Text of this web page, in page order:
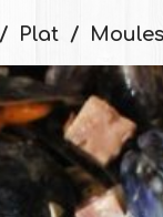
Plat